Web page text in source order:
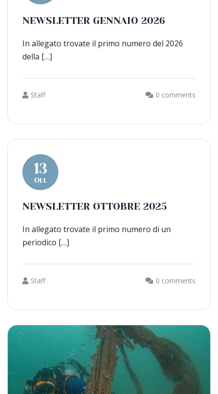
NEWSLETTER GENNAIO 2026
In allegato trovate il primo numero del 2026
della […]
Staff 0 comments
13
Ott
NEWSLETTER OTTOBRE 2025
In allegato trovate il primo numero di un
periodico […]
Staff 0 comments